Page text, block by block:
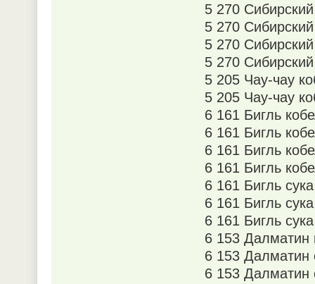
5 270
5 270
5 270
5 270
5 205 Чау-чау
5 205 Чау-чау
6 161 Бигль
6 161 Бигль
6 161 Бигль
6 161 Бигль
6 161 Бигль
6 161 Бигль
6 161 Бигль
6 153 Далматин
6 153 Далматин
6 153 Далматин